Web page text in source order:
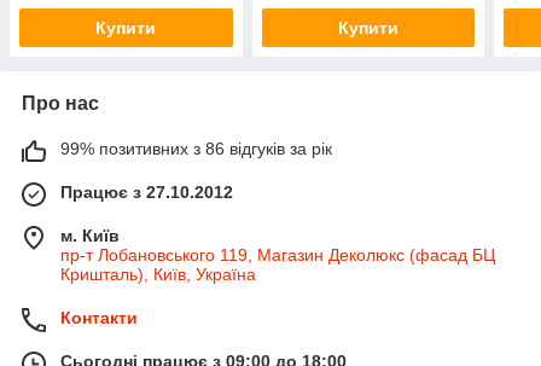
Купити Купити
Про нас
99% позитивних з 86 відгуків за рік
Працює з 27.10.2012
м. Київ
пр-т Лобановського 119, Магазин Деколюкс (фасад БЦ
Кришталь), Київ, Україна
Контакти
Сьогодні працює з 09:00 до 18:00